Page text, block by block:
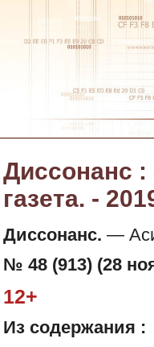
Диссонанс :
газета. -
Диссонанс. —
№ 48 (913) (28
12+
Из содержания :